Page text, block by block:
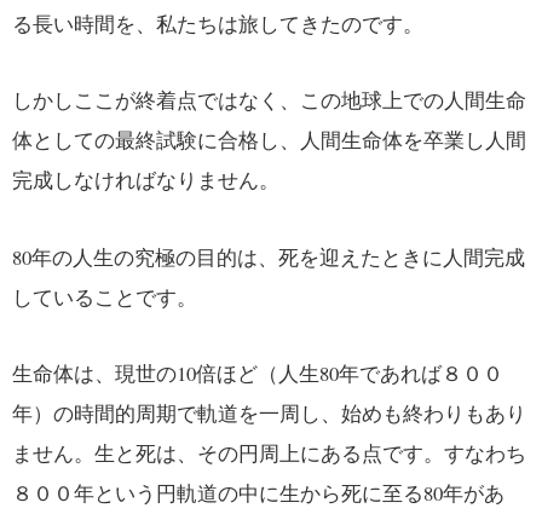
る長い時間を、私たちは旅してきたのです。
しかしここが終着点ではなく、この地球上での人間生命
体としての最終試験に合格し、人間生命体を卒業し人間
完成しなければなりません。
80年の人生の究極の目的は、死を迎えたときに人間完成
していることです。
生命体は、現世の10倍ほど（人生80年であれば８００
年）の時間的周期で軌道を一周し、始めも終わりもあり
ません。生と死は、その円周上にある点です。すなわち
８００年という円軌道の中に生から死に至る80年があ